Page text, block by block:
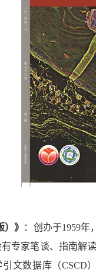
》
： 创办于1959年
专家笔谈、指南解
文数据库（CSCD